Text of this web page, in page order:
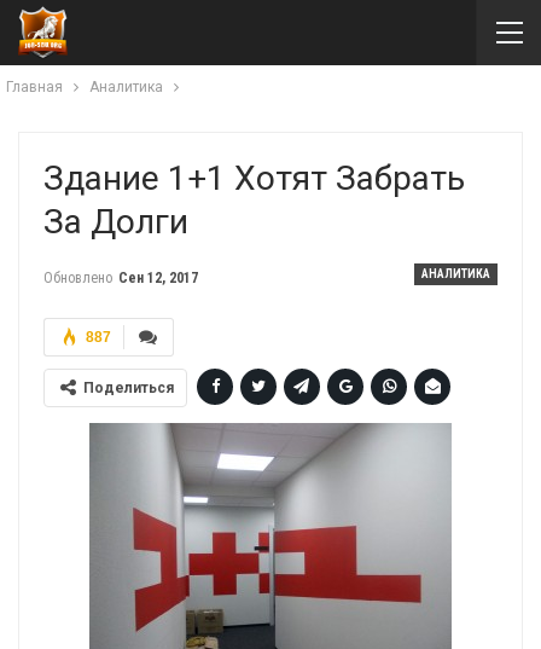
Главная Аналитика
Здание 1+1 Хотят Забрать
За Долги
АНАЛИТИКА
Обновлено Сен 12, 2017
887
Поделиться